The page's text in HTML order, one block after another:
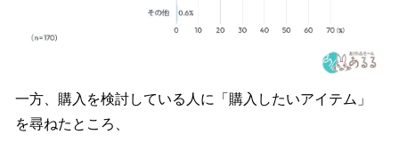
一方、購入を検討している人に「購入したいアイテム」
を尋ねたところ、